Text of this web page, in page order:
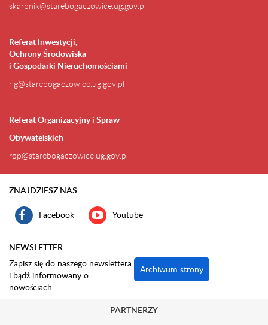
skarbnik@starebogaczowice.ug.gov.pl
Referat Inwestycji,
Ochrony Środowiska
i Gospodarki Nieruchomościami
rig@starebogaczowice.ug.gov.pl
Referat Organizacyjny i Spraw
Obywatelskich
rop@starebogaczowice.ug.gov.pl
ZNAJDZIESZ NAS
Facebook Youtube
NEWSLETTER
Zapisz się do naszego newslettera
i bądź informowany o
nowościach.
Archiwum strony
PARTNERZY